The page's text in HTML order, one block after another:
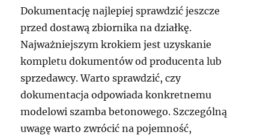
Dokumentację najlepiej sprawdzić jeszcze
przed dostawą zbiornika na działkę.
Najważniejszym krokiem jest uzyskanie
kompletu dokumentów od producenta lub
sprzedawcy. Warto sprawdzić, czy
dokumentacja odpowiada konkretnemu
modelowi szamba betonowego. Szczególną
uwagę warto zwrócić na pojemność,